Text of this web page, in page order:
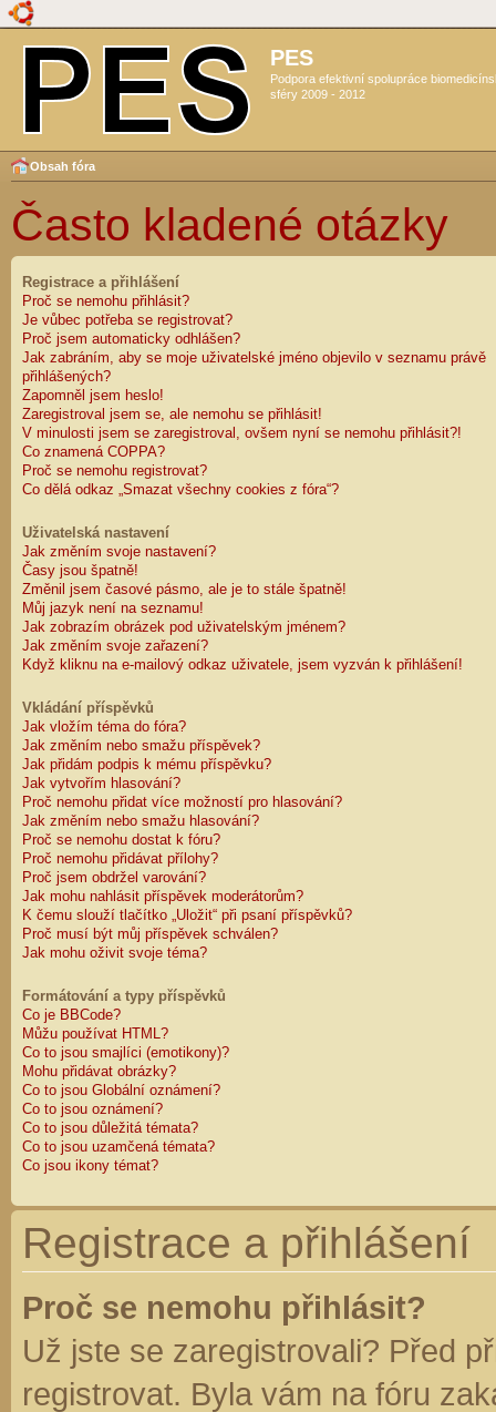
PES
Podpora efektivní spolupráce
sféry 2009 - 2012
Obsah fóra
Často kladené otázky
Registrace a přihlášení
Proč se nemohu přihlásit?
Je vůbec potřeba se registrovat?
Proč jsem automaticky odhlášen?
Jak zabráním, aby se moje uživatelské jméno objevilo v seznamu právě
přihlášených?
Zapomněl jsem heslo!
Zaregistroval jsem se, ale nemohu se přihlásit!
V minulosti jsem se zaregistroval, ovšem nyní se nemohu přihlásit?!
Co znamená COPPA?
Proč se nemohu registrovat?
Co dělá odkaz „Smazat všechny cookies z fóra“?
Uživatelská nastavení
Jak změním svoje nastavení?
Časy jsou špatně!
Změnil jsem časové pásmo, ale je to stále špatně!
Můj jazyk není na seznamu!
Jak zobrazím obrázek pod uživatelským jménem?
Jak změním svoje zařazení?
Když kliknu na e-mailový odkaz uživatele, jsem vyzván k přihlášení!
Vkládání příspěvků
Jak vložím téma do fóra?
Jak změním nebo smažu příspěvek?
Jak přidám podpis k mému příspěvku?
Jak vytvořím hlasování?
Proč nemohu přidat více možností pro hlasování?
Jak změním nebo smažu hlasování?
Proč se nemohu dostat k fóru?
Proč nemohu přidávat přílohy?
Proč jsem obdržel varování?
Jak mohu nahlásit příspěvek moderátorům?
K čemu slouží tlačítko „Uložit“ při psaní příspěvků?
Proč musí být můj příspěvek schválen?
Jak mohu oživit svoje téma?
Formátování a typy příspěvků
Co je BBCode?
Můžu používat HTML?
Co to jsou smajlíci (emotikony)?
Mohu přidávat obrázky?
Co to jsou Globální oznámení?
Co to jsou oznámení?
Co to jsou důležitá témata?
Co to jsou uzamčená témata?
Co jsou ikony témat?
Registrace a přihlášení
Proč se nemohu přihlásit?
Už jste se zaregistrovali? Před
registrovat. Byla vám na fóru